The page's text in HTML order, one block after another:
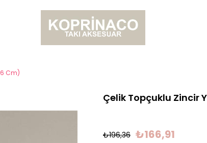
Cm)
Çelik Topçuklu Zincir
₺196,36 ₺166,91